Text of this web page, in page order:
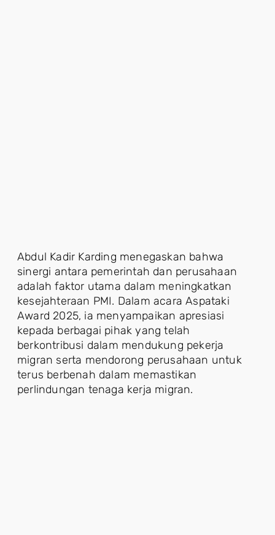
Abdul Kadir Karding menegaskan bahwa
sinergi antara pemerintah dan perusahaan
adalah faktor utama dalam meningkatkan
kesejahteraan PMI. Dalam acara Aspataki
Award 2025, ia menyampaikan apresiasi
kepada berbagai pihak yang telah
berkontribusi dalam mendukung pekerja
migran serta mendorong perusahaan untuk
terus berbenah dalam memastikan
perlindungan tenaga kerja migran.